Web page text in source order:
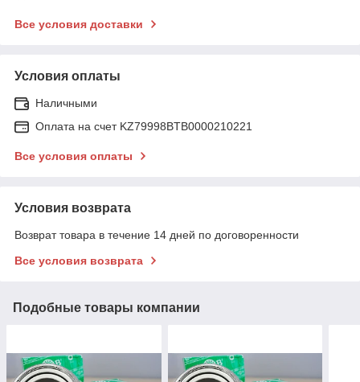
Все условия доставки
Условия оплаты
Наличными
Оплата на счет KZ79998BTB0000210221
Все условия оплаты
Условия возврата
Возврат товара в течение 14 дней по договоренности
Все условия возврата
Подобные товары компании